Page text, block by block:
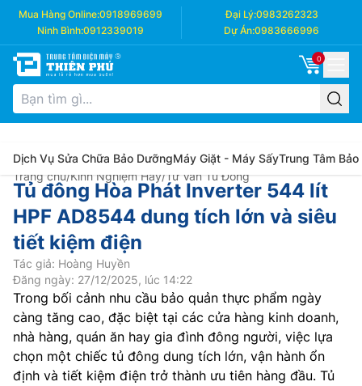
Mua Hàng Online:0918969699 Đại Lý:0983262323
Ninh Bình:0912339019 Dự Án:0983666996
0
Dịch Vụ Sửa Chữa Bảo DưỡngMáy Giặt - Máy SấyTrung Tâm Bảo
Trang chủ/Kinh Nghiệm Hay/Tư Vấn Tủ Đông
Tủ đông Hòa Phát Inverter 544 lít
HPF AD8544 dung tích lớn và siêu
tiết kiệm điện
Tác giả: Hoàng Huyền
Đăng ngày: 27/12/2025, lúc 14:22
Trong bối cảnh nhu cầu bảo quản thực phẩm ngày
càng tăng cao, đặc biệt tại các cửa hàng kinh doanh,
nhà hàng, quán ăn hay gia đình đông người, việc lựa
chọn một chiếc tủ đông dung tích lớn, vận hành ổn
định và tiết kiệm điện trở thành ưu tiên hàng đầu. Tủ